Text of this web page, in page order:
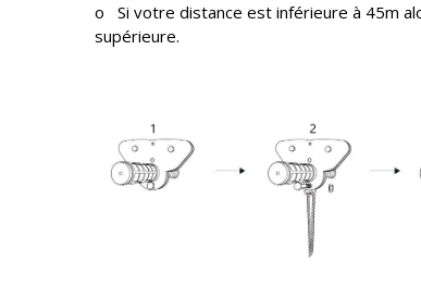
o Si votre distance est inférieure à 45m
supérieure.